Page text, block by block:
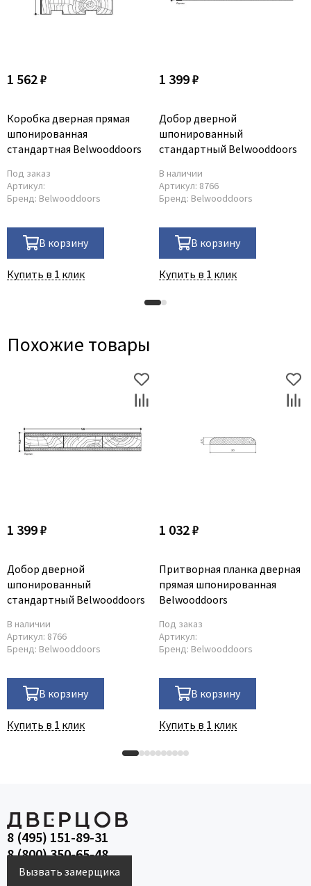
1 562 ₽
Коробка дверная прямая
шпонированная
стандартная Belwooddoors
Под заказ
Артикул:
Бренд: Belwooddoors
В корзину
Купить в 1 клик
1 399 ₽
Добор дверной
шпонированный
стандартный Belwooddoors
В наличии
Артикул: 8766
Бренд: Belwooddoors
В корзину
Купить в 1 клик
Похожие товары
1 399 ₽
Добор дверной
шпонированный
стандартный Belwooddoors
В наличии
Артикул: 8766
Бренд: Belwooddoors
В корзину
Купить в 1 клик
1 032 ₽
Притворная планка дверная
прямая шпонированная
Belwooddoors
Под заказ
Артикул:
Бренд: Belwooddoors
В корзину
Купить в 1 клик
8 (495) 151-89-31
8 (800) 350-65-48
Вызвать замерщика